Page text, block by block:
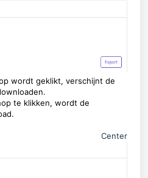
wordt geklikt, verschijnt de
te klikken, wordt de
Center